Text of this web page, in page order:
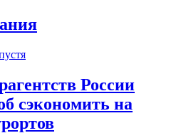
России
сэкономить на